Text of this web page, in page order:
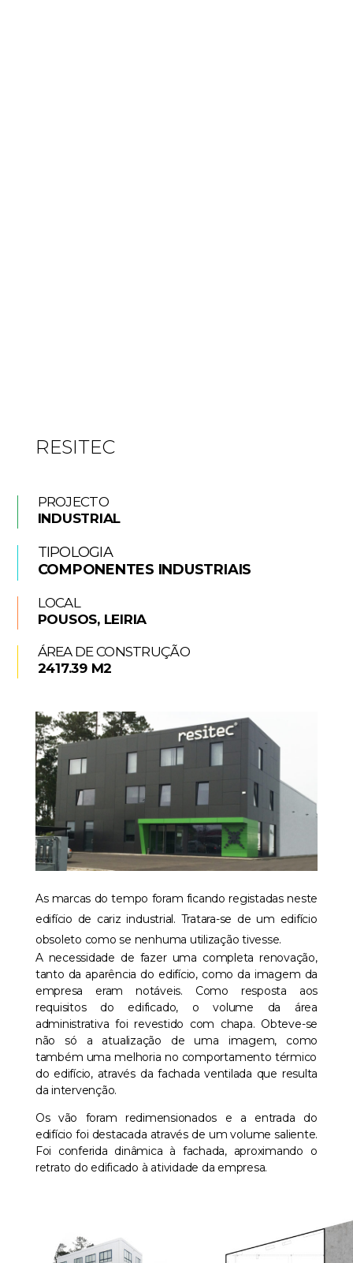
RESITEC
PROJECTO
INDUSTRIAL
TIPOLOGIA
COMPONENTES INDUSTRIAIS
LOCAL
POUSOS, LEIRIA
ÁREA DE CONSTRUÇÃO
2417.39 M2
As marcas do tempo foram ficando registadas neste
edifício de cariz industrial. Tratara-se de um edifício
obsoleto como se nenhuma utilização tivesse.
A necessidade de fazer uma completa renovação,
tanto da aparência do edifício, como da imagem da
empresa eram notáveis. Como resposta aos
requisitos do edificado, o volume da área
administrativa foi revestido com chapa. Obteve-se
não só a atualização de uma imagem, como
também uma melhoria no comportamento térmico
do edifício, através da fachada ventilada que resulta
da intervenção.
Os vão foram redimensionados e a entrada do
edifício foi destacada através de um volume saliente.
Foi conferida dinâmica à fachada, aproximando o
retrato do edificado à atividade da empresa.